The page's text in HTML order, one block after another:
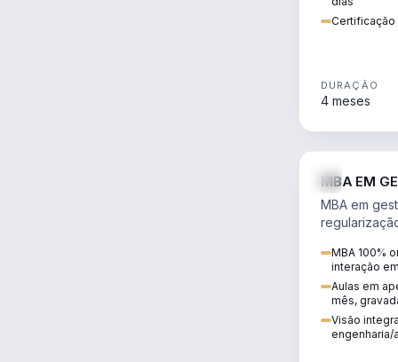
Certificação
DURAÇÃO
4 meses
MBA EM
MBA em
ambiental
MBA 100%
interação
Aulas em
mês,
Visão
engenharia/